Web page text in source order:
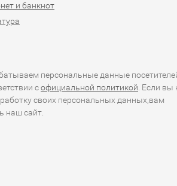
ситуация
ремёсел и денежных переводов от
стабильной валютой в
только служат средствами платежа,
интересные культурные артефакты,
и идентичность страны. Если вас
и банкнот
персональные данные
софициальной политикой. Если вы
своих персональных данных,вам
наш сайт.